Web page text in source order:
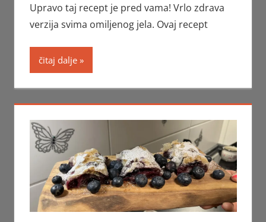
Upravo taj recept je pred vama! Vrlo zdrava
verzija svima omiljenog jela. Ovaj recept
čitaj dalje